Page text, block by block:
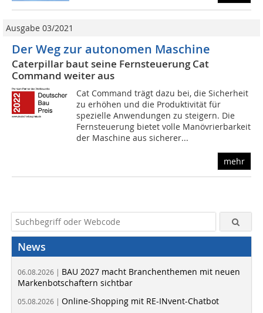
Ausgabe 03/2021
Der Weg zur autonomen Maschine
Caterpillar baut seine Fernsteuerung Cat
Command weiter aus
Cat Command trägt dazu bei, die Sicherheit
zu erhöhen und die Produktivität für
spezielle Anwendungen zu steigern. Die
Fernsteuerung bietet volle Manövrierbarkeit
der Maschine aus sicherer...
mehr
News
06.08.2026 | BAU 2027 macht Branchenthemen mit neuen
Markenbotschaftern sichtbar
05.08.2026 | Online-Shopping mit RE-INvent-Chatbot